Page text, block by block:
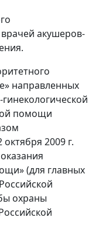
акушеров-
направленных
помощи
2009 г.
(для главных
охраны